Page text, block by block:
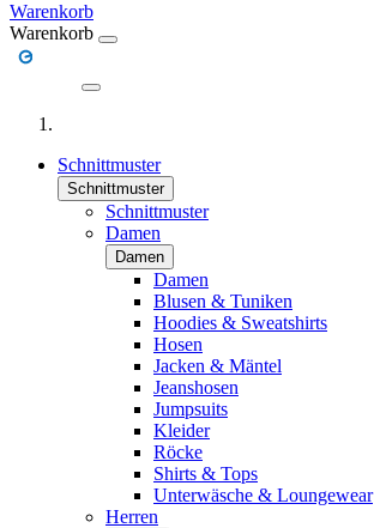
Warenkorb
Warenkorb
Schnittmuster
Schnittmuster
Schnittmuster
Damen
Damen
Damen
Blusen & Tuniken
Hoodies & Sweatshirts
Hosen
Jacken & Mäntel
Jeanshosen
Jumpsuits
Kleider
Röcke
Shirts & Tops
Unterwäsche & Loungewear
Herren